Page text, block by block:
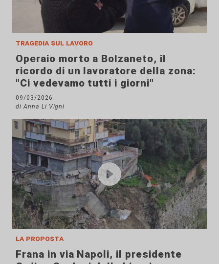
tragedia sul lavoro
Operaio morto a Bolzaneto, il
ricordo di un lavoratore della zona:
"Ci vedevamo tutti i giorni"
09/03/2026
di Anna Li Vigni
la proposta
Frana in via Napoli, il presidente